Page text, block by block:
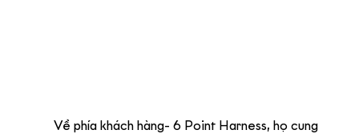
Về phía khách hàng- 6 Point Harness, họ cung